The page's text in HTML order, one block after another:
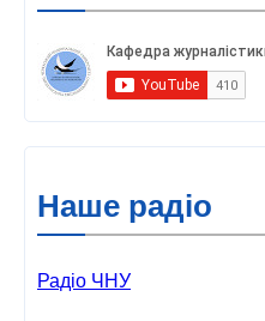
Наше радіо
Радіо ЧНУ